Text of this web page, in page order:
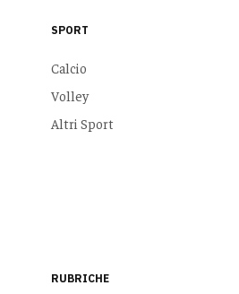
SPORT
Calcio
Volley
Altri Sport
RUBRICHE